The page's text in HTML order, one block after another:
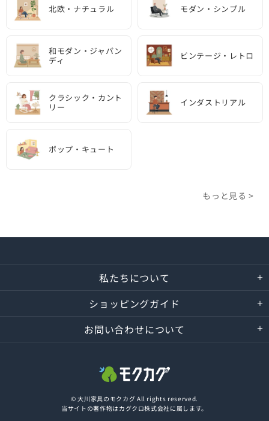
北欧・ナチュラル モダン・シンプル
和モダン・ジャパン
ディ
ビンテージ・レトロ
クラシック・カント
リー
インダストリアル
ポップ・キュート
もっと見る >
私たちについて
ショッピングガイド
お問い合わせについて
© 大川家具のモクカグ All rights reserved.
当サイトの著作物はカグクロ株式会社に属します。